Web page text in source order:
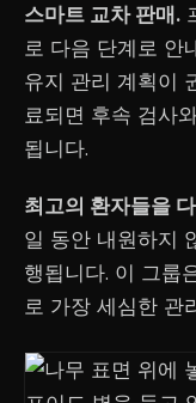
스마트 교차 판매.
로 다음 단계로 안
유지 관리 계획이
료되면 후속 검사
됩니다.
최고의 환자들을
일 동안 내원하지
행됩니다. 이 그룹
로 가장 세심한 관